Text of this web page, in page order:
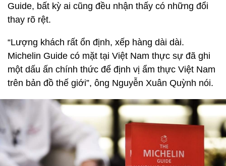
Guide, bất kỳ ai cũng đều nhận thấy có những đổi
thay rõ rệt.
“Lượng khách rất ổn định, xếp hàng dài dài.
Michelin Guide có mặt tại Việt Nam thực sự đã ghi
một dấu ấn chính thức để định vị ẩm thực Việt Nam
trên bản đồ thế giới”, ông Nguyễn Xuân Quỳnh nói.